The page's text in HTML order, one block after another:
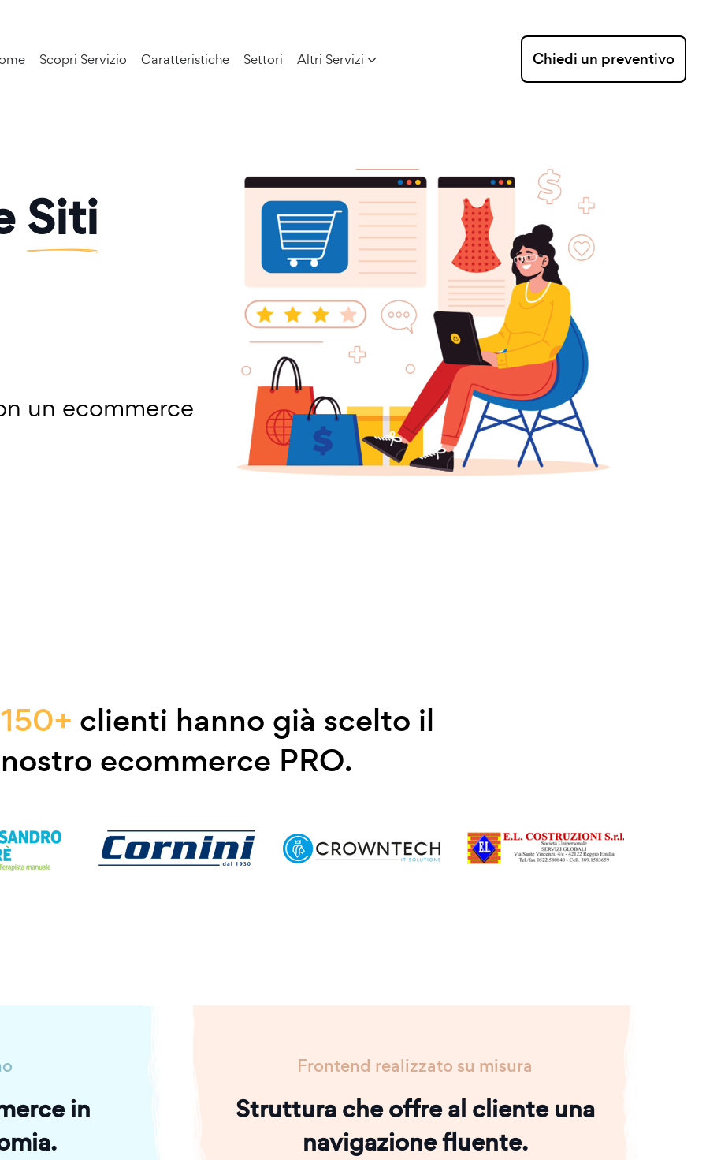
Scopri Servizio Caratteristiche Settori Altri Servizi Chiedi un preventivo
Siti
un ecommerce
150+ clienti hanno già scelto il
nostro ecommerce PRO.
in
Frontend realizzato su misura
Struttura che offre al cliente una
navigazione fluente.